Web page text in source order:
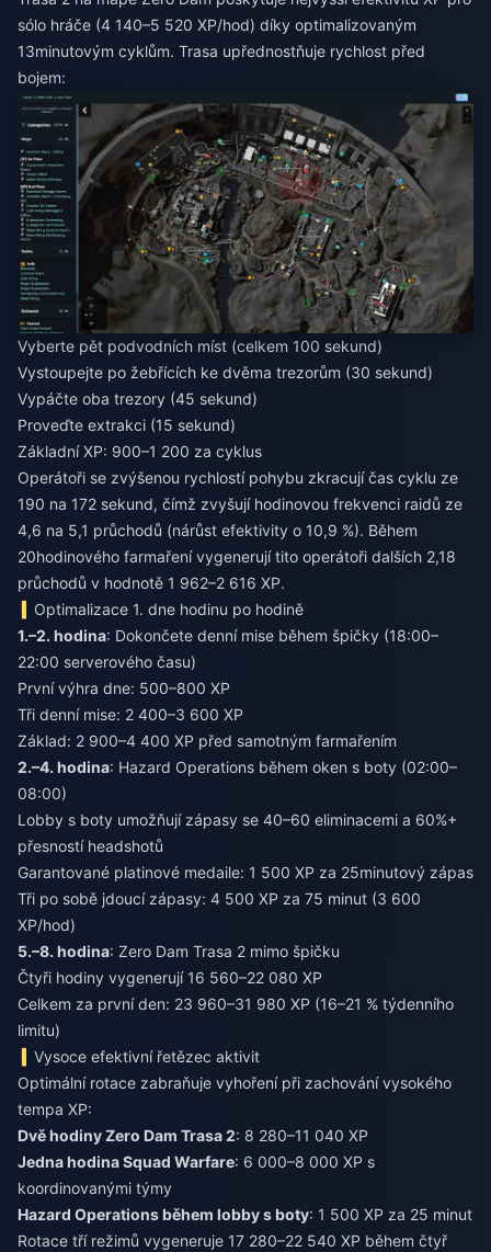
sólo hráče (4 140–5 520 XP/hod) díky optimalizovaným
13minutovým cyklům. Trasa upřednostňuje rychlost před
bojem:
Vyberte pět podvodních míst (celkem 100 sekund)
Vystoupejte po žebřících ke dvěma trezorům (30 sekund)
Vypáčte oba trezory (45 sekund)
Proveďte extrakci (15 sekund)
Základní XP: 900–1 200 za cyklus
Operátoři se zvýšenou rychlostí pohybu zkracují čas cyklu ze
190 na 172 sekund, čímž zvyšují hodinovou frekvenci raidů ze
4,6 na 5,1 průchodů (nárůst efektivity o 10,9 %). Během
20hodinového farmaření vygenerují tito operátoři dalších 2,18
průchodů v hodnotě 1 962–2 616 XP.
Optimalizace 1. dne hodinu po hodině
1.–2. hodina: Dokončete denní mise během špičky (18:00–
22:00 serverového času)
První výhra dne: 500–800 XP
Tři denní mise: 2 400–3 600 XP
Základ: 2 900–4 400 XP před samotným farmařením
2.–4. hodina: Hazard Operations během oken s boty (02:00–
08:00)
Lobby s boty umožňují zápasy se 40–60 eliminacemi a 60%+
přesností headshotů
Garantované platinové medaile: 1 500 XP za 25minutový zápas
Tři po sobě jdoucí zápasy: 4 500 XP za 75 minut (3 600
XP/hod)
5.–8. hodina: Zero Dam Trasa 2 mimo špičku
Čtyři hodiny vygenerují 16 560–22 080 XP
Celkem za první den: 23 960–31 980 XP (16–21 % týdenního
limitu)
Vysoce efektivní řetězec aktivit
Optimální rotace zabraňuje vyhoření při zachování vysokého
tempa XP:
Dvě hodiny Zero Dam Trasa 2: 8 280–11 040 XP
Jedna hodina Squad Warfare: 6 000–8 000 XP s
koordinovanými týmy
Hazard Operations během lobby s boty: 1 500 XP za 25 minut
Rotace tří režimů vygeneruje 17 280–22 540 XP během čtyř